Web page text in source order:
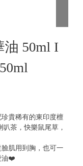
油 50ml I
貴稀有的東印度檀
茶，快樂鼠尾草，
肌用到胸，也可一
油❤️